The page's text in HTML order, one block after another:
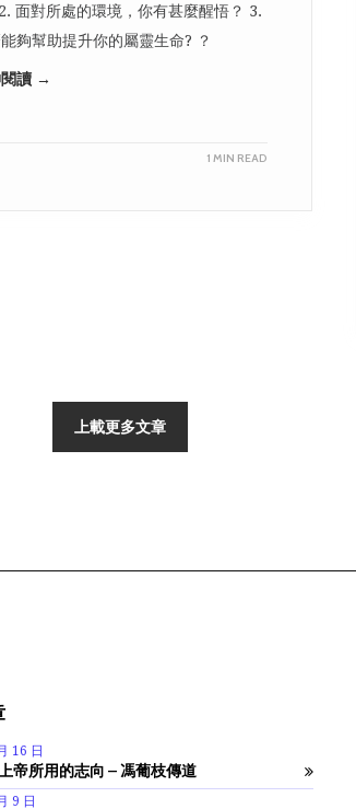
面對所處的環境，你有甚麼醒悟？ 3.
夠幫助提升你的屬靈生命? ？
讀 →
1 MIN READ
上載更多文章
16 日
上帝所用的志向 – 馮葡枝傳道
9 日